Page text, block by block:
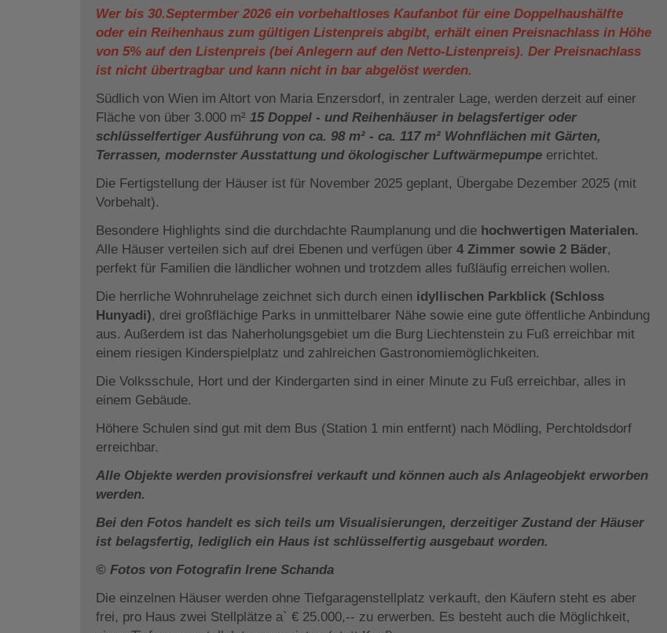
Wer bis 30.Septermber 2026 ein vorbehaltloses Kaufanbot für eine Doppelhaushälfte
oder ein Reihenhaus zum gültigen Listenpreis abgibt, erhält einen Preisnachlass in Höhe
von 5% auf den Listenpreis (bei Anlegern auf den Netto-Listenpreis). Der Preisnachlass
ist nicht übertragbar und kann nicht in bar abgelöst werden.
Südlich von Wien im Altort von Maria Enzersdorf, in zentraler Lage, werden derzeit auf einer
Fläche von über 3.000 m² 15 Doppel - und Reihenhäuser in belagsfertiger oder
schlüsselfertiger Ausführung von ca. 98 m² - ca. 117 m² Wohnflächen mit Gärten,
Terrassen, modernster Ausstattung und ökologischer Luftwärmepumpe errichtet.
Die Fertigstellung der Häuser ist für November 2025 geplant, Übergabe Dezember 2025 (mit
Vorbehalt).
Besondere Highlights sind die durchdachte Raumplanung und die hochwertigen Materialen.
Alle Häuser verteilen sich auf drei Ebenen und verfügen über 4 Zimmer sowie 2 Bäder,
perfekt für Familien die ländlicher wohnen und trotzdem alles fußläufig erreichen wollen.
Die herrliche Wohnruhelage zeichnet sich durch einen idyllischen Parkblick (Schloss
Hunyadi), drei großflächige Parks in unmittelbarer Nähe sowie eine gute öffentliche Anbindung
aus. Außerdem ist das Naherholungsgebiet um die Burg Liechtenstein zu Fuß erreichbar mit
einem riesigen Kinderspielplatz und zahlreichen Gastronomiemöglichkeiten.
Die Volksschule, Hort und der Kindergarten sind in einer Minute zu Fuß erreichbar, alles in
einem Gebäude.
Höhere Schulen sind gut mit dem Bus (Station 1 min entfernt) nach Mödling, Perchtoldsdorf
erreichbar.
Alle Objekte werden provisionsfrei verkauft und können auch als Anlageobjekt erworben
werden.
Bei den Fotos handelt es sich teils um Visualisierungen, derzeitiger Zustand der Häuser
ist belagsfertig, lediglich ein Haus ist schlüsselfertig ausgebaut worden.
© Fotos von Fotografin Irene Schanda
Die einzelnen Häuser werden ohne Tiefgaragenstellplatz verkauft, den Käufern steht es aber
frei, pro Haus zwei Stellplätze a` € 25.000,-- zu erwerben. Es besteht auch die Möglichkeit,